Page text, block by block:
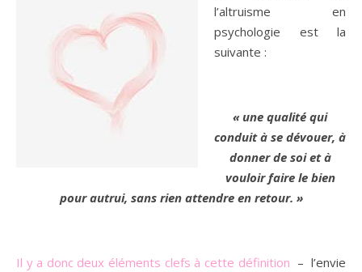
l’altruisme en
psychologie est la
suivante :
« une qualité qui
conduit à se dévouer, à
donner de soi et à
vouloir faire le bien
pour autrui, sans rien attendre en retour. »
Il y a donc deux éléments clefs à cette définition – l’envie